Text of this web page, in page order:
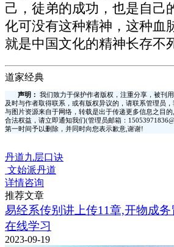
己，徒弟的成功，也是自己
化可没有这种精神，这种血
就是中国文化的精神长存不
道家经典
声明：
我们致力于保护作者版权，注重分享，被刊
及时与作者取得联系，或有版权异议的，请联系管理员
与图片资源来自于网络，转载是出于传递更多信息之目
合法权益，请立即通知我们(管理员邮箱：
第一时间予以删除，并同时向您表示歉意,谢谢!
丹道九层口诀
文始派丹道
详情咨询
推荐文章
易经系传别讲上传11章,开物成务
在线学习
2023-09-19